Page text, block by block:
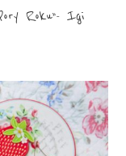
Roku”- Igi